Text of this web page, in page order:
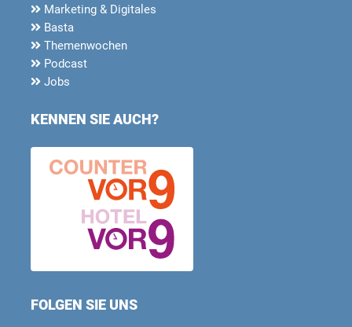
Marketing & Digitales
Basta
Themenwochen
Podcast
Jobs
KENNEN SIE AUCH?
FOLGEN SIE UNS